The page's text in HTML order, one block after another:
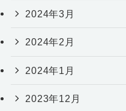
2024年3月
2024年2月
2024年1月
2023年12月